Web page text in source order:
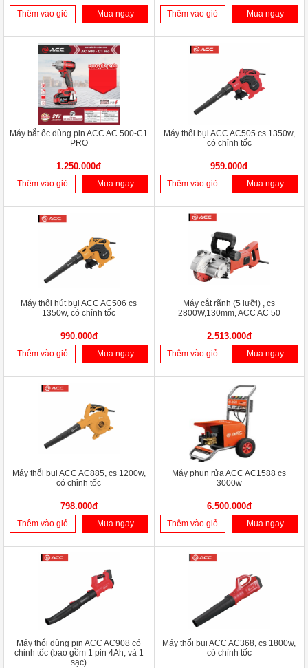
Thêm vào giỏ Mua ngay Thêm vào giỏ Mua ngay
Máy bắt ốc dùng pin ACC AC 500-C1
PRO
1.250.000đ
Thêm vào giỏ Mua ngay
Máy thổi bụi ACC AC505 cs 1350w,
có chỉnh tốc
959.000đ
Thêm vào giỏ Mua ngay
Máy thổi hút bụi ACC AC506 cs
1350w, có chỉnh tốc
990.000đ
Thêm vào giỏ Mua ngay
Máy cắt rãnh (5 lưỡi) , cs
2800W,130mm, ACC AC 50
2.513.000đ
Thêm vào giỏ Mua ngay
Máy thổi bụi ACC AC885, cs 1200w,
có chỉnh tốc
798.000đ
Thêm vào giỏ Mua ngay
Máy phun rửa ACC AC1588 cs
3000w
6.500.000đ
Thêm vào giỏ Mua ngay
Máy thổi dùng pin ACC AC908 có
chỉnh tốc (bao gồm 1 pin 4Ah, và 1
sạc)
Máy thổi bụi ACC AC368, cs 1800w,
có chỉnh tốc